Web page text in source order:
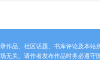
作品、社区话题、书库评论及本站
无关。请作者发布作品时务必遵守